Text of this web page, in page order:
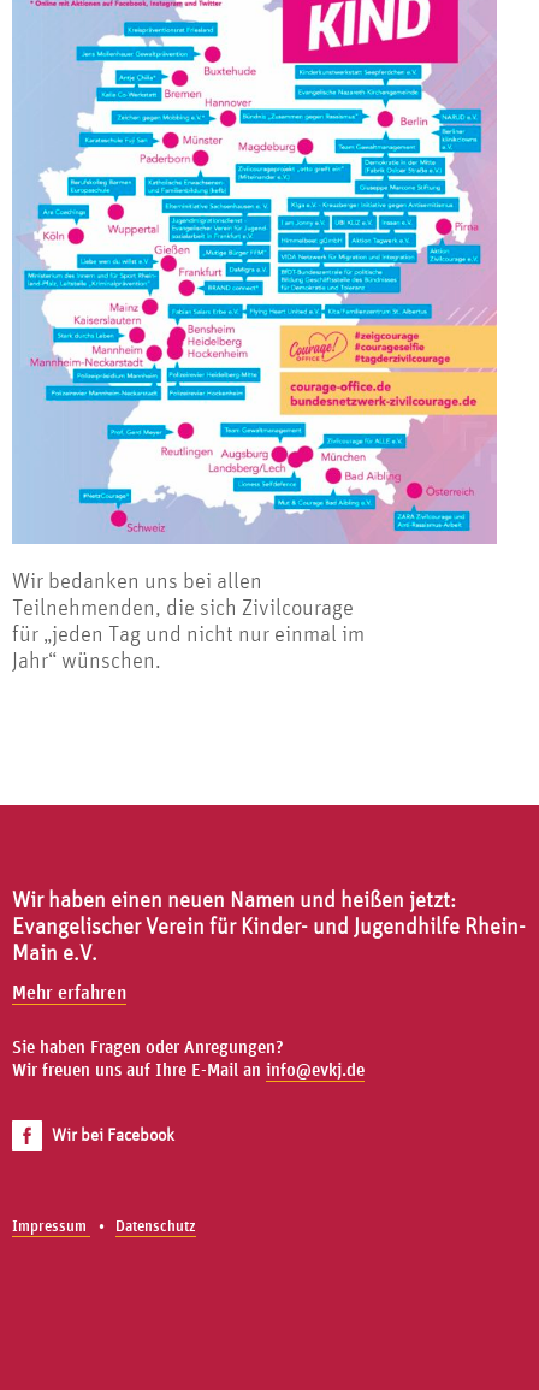
Wir bedanken uns bei allen
Teilnehmenden, die sich Zivilcourage
für „jeden Tag und nicht nur einmal im
Jahr“ wünschen.
Wir haben einen neuen Namen und heißen jetzt:
Evangelischer Verein für Kinder- und Jugendhilfe Rhein-
Main e.V.
Mehr erfahren
Sie haben Fragen oder Anregungen?
Wir freuen uns auf Ihre E-Mail an info@evkj.de
Wir bei Facebook
Impressum Datenschutz